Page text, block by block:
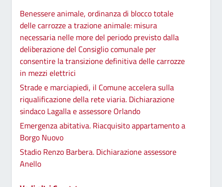
Benessere animale, ordinanza di blocco totale
delle carrozze a trazione animale: misura
necessaria nelle more del periodo previsto dalla
deliberazione del Consiglio comunale per
consentire la transizione definitiva delle carrozze
in mezzi elettrici
Strade e marciapiedi, il Comune accelera sulla
riqualificazione della rete viaria. Dichiarazione
sindaco Lagalla e assessore Orlando
Emergenza abitativa. Riacquisito appartamento a
Borgo Nuovo
Stadio Renzo Barbera. Dichiarazione assessore
Anello